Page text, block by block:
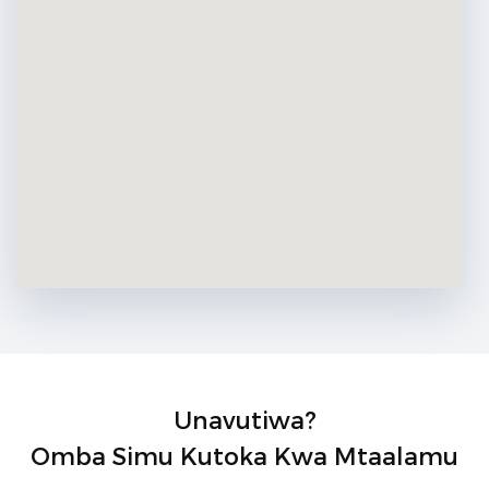
Unavutiwa?
Omba Simu Kutoka Kwa Mtaalamu